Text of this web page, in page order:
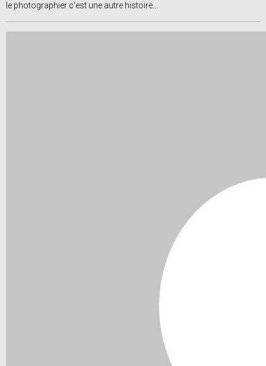
le photographier c'est une autre histoire...